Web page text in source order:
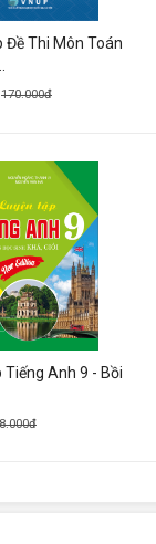
Đề Thi Môn Toán
170.000đ
Tiếng Anh 9 - Bồi